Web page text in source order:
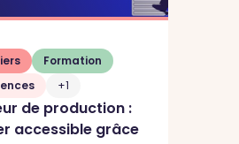
Formation
+1
de production :
accessible grâce